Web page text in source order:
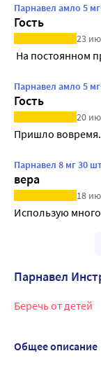
Парнавел амло 5
Гость
23
На постоянном
Парнавел амло 5
Гость
20
Пришло вовремя.
Парнавел 8 мг 30
вера
18
Использую
Парнавел
Беречь от детей
Общее описание